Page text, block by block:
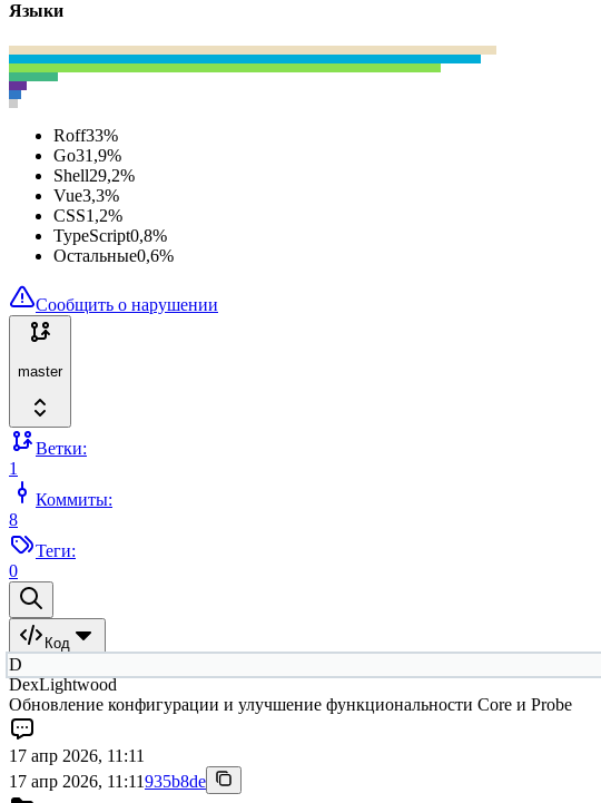
Языки
Roff33%
Go31,9%
Shell29,2%
Vue3,3%
CSS1,2%
TypeScript0,8%
Остальные0,6%
Сообщить о нарушении
master
Ветки:
1
Коммиты:
8
Теги:
0
Код
D
DexLightwood
Обновление конфигурации и улучшение функциональности Core и Probe
17 апр 2026, 11:11
17 апр 2026, 11:11935b8de